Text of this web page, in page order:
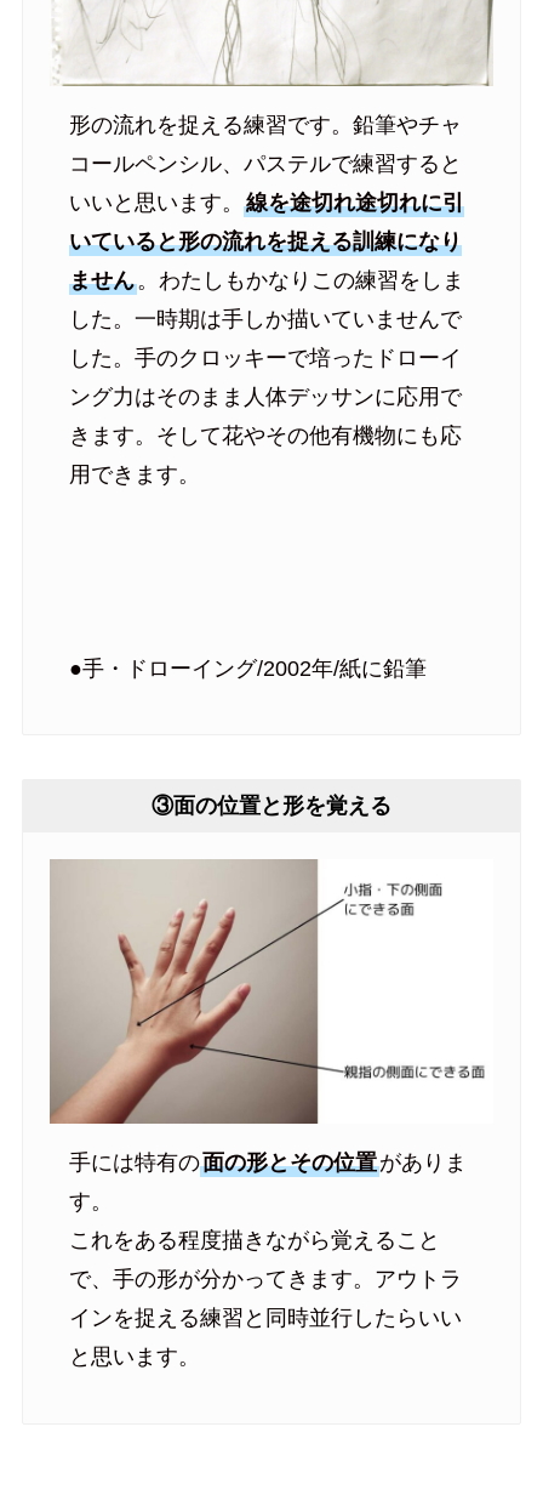
形の流れを捉える練習です。鉛筆やチャ
コールペンシル、パステルで練習すると
いいと思います。線を途切れ途切れに引
いていると形の流れを捉える訓練になり
ません。わたしもかなりこの練習をしま
した。一時期は手しか描いていませんで
した。手のクロッキーで培ったドローイ
ング力はそのまま人体デッサンに応用で
きます。そして花やその他有機物にも応
用できます。
●手・ドローイング/2002年/紙に鉛筆
③面の位置と形を覚える
手には特有の面の形とその位置がありま
す。
これをある程度描きながら覚えること
で、手の形が分かってきます。アウトラ
インを捉える練習と同時並行したらいい
と思います。